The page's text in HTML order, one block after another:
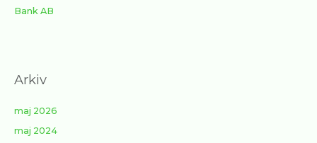
Bank AB
Arkiv
maj 2026
maj 2024